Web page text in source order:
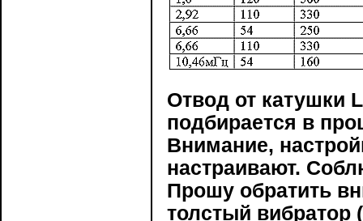
Отвод от катушки
подбирается в
Внимание,
настраивают.
Прошу обратить
толстый вибратор